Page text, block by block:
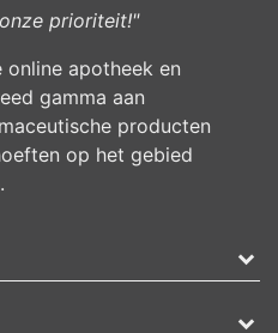
prioriteit!"
online apotheek en
gamma aan
producten
op het gebied